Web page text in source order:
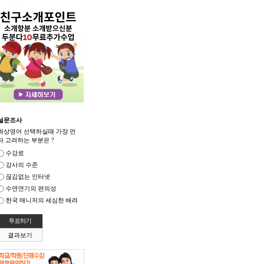
문조사
상영어 선택하실때 가장 먼
고려하는 부분은 ?
수강료
강사의 수준
끊김없는 인터넷
수연연기의 편의성
한국 매니저의 세심한 배려
결과보기